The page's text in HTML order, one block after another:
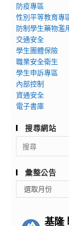
防疫專區
性別平等教育專
防制學生藥物濫
交通安全
學生團體保險
職業安全衛生
學生申訴專區
內部控制
資通安全
電子書庫
搜尋網站
Search
for:
彙整公告
整
選取月份